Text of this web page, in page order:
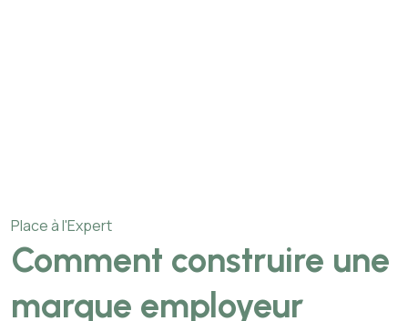
Place à l'Expert
Comment construire une
marque employeur